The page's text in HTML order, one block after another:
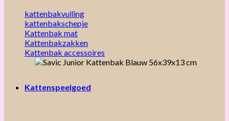
kattenbakvulling
kattenbakschepje
Kattenbak mat
Kattenbakzakken
Kattenbak accessoires
Kattenspeelgoed